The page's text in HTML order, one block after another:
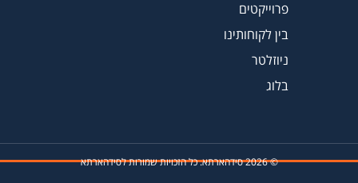
פרוייקטים
בין לקוחותינו
ניוזלטר
בלוג
© 2026 סידהארתא. כל הזכויות שמורות לסידהארתא